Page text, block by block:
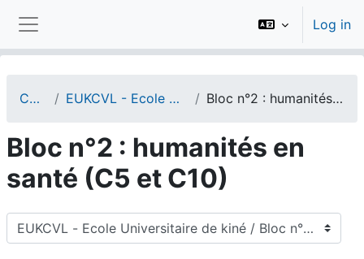
Side panel
Log in
Courses EUKCVL - Ecole Universitaire de kiné Bloc n°2 : humanités en santé (C5 et C10)
Bloc n°2 : humanités en
santé (C5 et C10)
Course categories